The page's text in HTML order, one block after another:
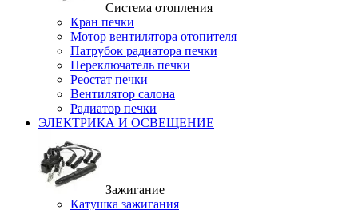
Система отопления
Кран печки
Мотор вентилятора отопителя
Патрубок радиатора печки
Переключатель печки
Реостат печки
Вентилятор салона
Радиатор печки
ЭЛЕКТРИКА И ОСВЕЩЕНИЕ
Зажигание
Катушка зажигания